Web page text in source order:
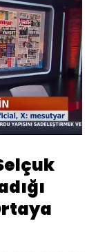
Oynatma
Hızı